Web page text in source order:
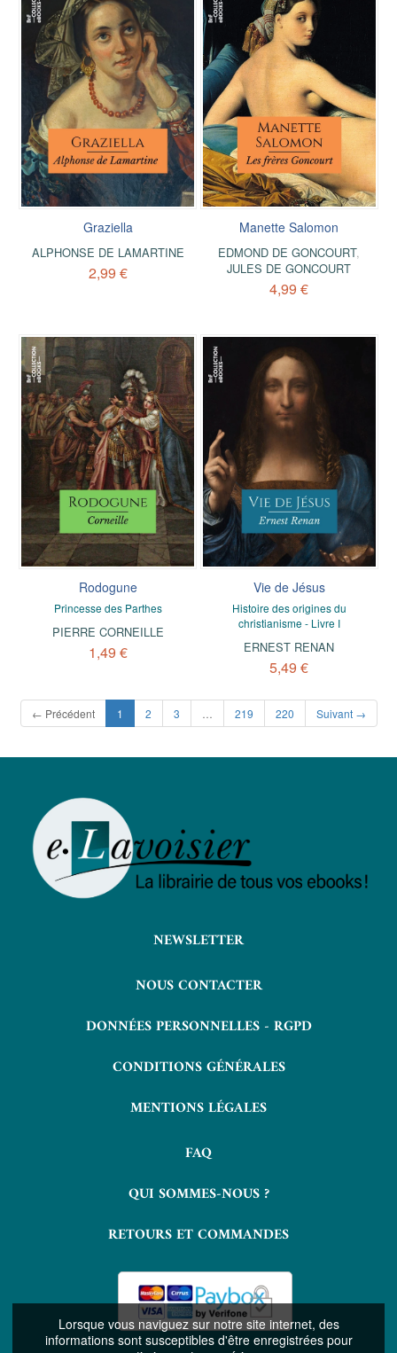
Lorsque vous naviguez sur notre site internet, des
informations sont susceptibles d'être enregistrées pour
Graziella
ALPHONSE DE LAMARTINE
2,99 €
Manette Salomon
EDMOND DE GONCOURT,
JULES DE GONCOURT
4,99 €
Rodogune
Princesse des Parthes
PIERRE CORNEILLE
1,49 €
Vie de Jésus
Histoire des origines du
christianisme - Livre I
ERNEST RENAN
5,49 €
← Précédent 1 (current)
2 3 219 220 Suivant →
NEWSLETTER
NOUS CONTACTER
DONNÉES PERSONNELLES - RGPD
CONDITIONS GÉNÉRALES
MENTIONS LÉGALES
FAQ
QUI SOMMES-NOUS ?
RETOURS ET COMMANDES